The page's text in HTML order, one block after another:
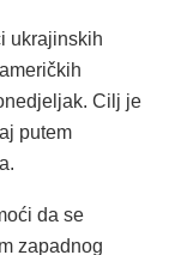
ukrajinskih
Cilj je
putem
da se
zapadnog